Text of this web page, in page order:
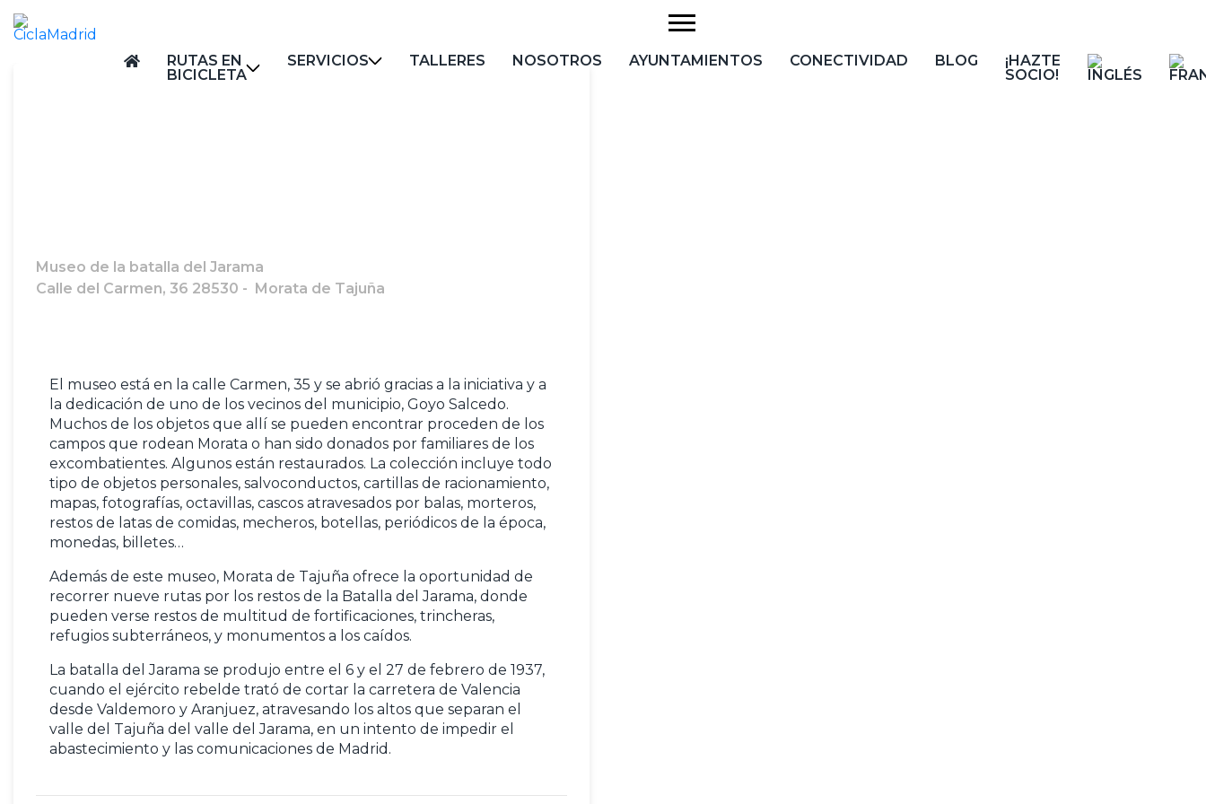
RUTAS EN
BICICLETA
SERVICIOS TALLERES NOSOTROS AYUNTAMIENTOS CONECTIVIDAD BLOG
¡HAZTE
SOCIO!
Museo de la batalla del Jarama
Calle del Carmen, 36 28530 - Morata de Tajuña
El museo está en la calle Carmen, 35 y se abrió gracias a la iniciativa y a
la dedicación de uno de los vecinos del municipio, Goyo Salcedo.
Muchos de los objetos que allí se pueden encontrar proceden de los
campos que rodean Morata o han sido donados por familiares de los
excombatientes. Algunos están restaurados. La colección incluye todo
tipo de objetos personales, salvoconductos, cartillas de racionamiento,
mapas, fotografías, octavillas, cascos atravesados por balas, morteros,
restos de latas de comidas, mecheros, botellas, periódicos de la época,
monedas, billetes…
Además de este museo, Morata de Tajuña ofrece la oportunidad de
recorrer nueve rutas por los restos de la Batalla del Jarama, donde
pueden verse restos de multitud de fortificaciones, trincheras,
refugios subterráneos, y monumentos a los caídos.
La batalla del Jarama se produjo entre el 6 y el 27 de febrero de 1937,
cuando el ejército rebelde trató de cortar la carretera de Valencia
desde Valdemoro y Aranjuez, atravesando los altos que separan el
valle del Tajuña del valle del Jarama, en un intento de impedir el
abastecimiento y las comunicaciones de Madrid.